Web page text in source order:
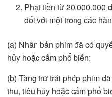
Phạt tiền từ 20.000.000
đối với một trong các
(a) Nhân bản phim đã có
hủy hoặc cấm phổ biến;
(b) Tàng trữ trái phép phim
thu, tiêu hủy hoặc cấm phổ